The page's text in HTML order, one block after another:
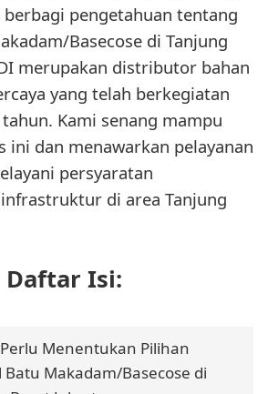
berbagi pengetahuan tentang
Basecose di Tanjung
merupakan distributor bahan
yang telah berkegiatan
Kami senang mampu
ini dan menawarkan pelayanan
persyaratan
di area Tanjung
Daftar Isi:
Menentukan Pilihan
Batu Makadam/Basecose di